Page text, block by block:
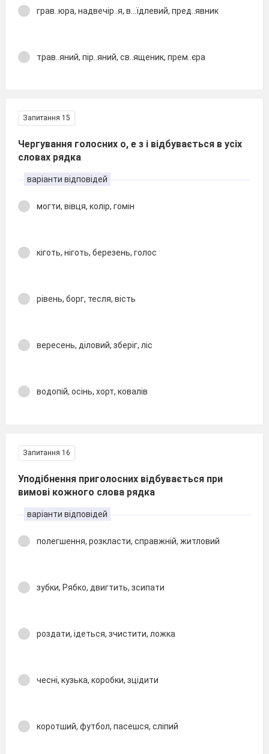
грав..юра, надвечір..я, в...їдлевий, пред..явник
трав..яний, пір..яний, св..ященик, прем..єра
Запитання 15
Чергування голосних о, е з і відбувається в усіх
словах рядка
варіанти відповідей
могти, вівця, колір, гомін
кіготь, ніготь, березень, голос
рівень, борг, тесля, вість
вересень, діловий, зберіг, ліс
водопій, осінь, хорт, ковалів
Запитання 16
Уподібнення приголосних відбувається при
вимові кожного слова рядка
варіанти відповідей
полегшення, розкласти, справжній, житловий
зубки, Рябко, двигтить, зсипати
роздати, ідеться, зчистити, ложка
чесні, кузька, коробки, зцідити
коротший, футбол, пасешся, сліпий